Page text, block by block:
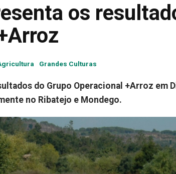
os
Grandes Culturas
do Grupo Operacional +Arroz em
no Ribatejo e Mondego.